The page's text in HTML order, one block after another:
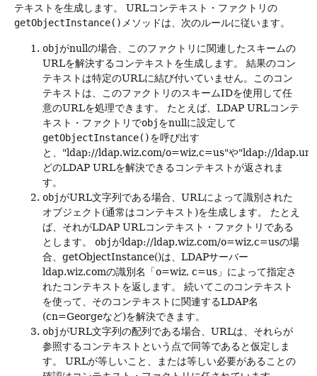
テキストを生成します。
URLコンテキスト・ファクトリの
getObjectInstance() メソッドは、次のルールに従います。
objがnullの場合、このファクトリに関連したスキームの
URLを解決するコンテキストを生成します。
結果のコン
テキストは特定のURLに結び付いていません。このコン
テキストは、このファクトリのスキームIDを使用して任
意のURLを処理できます。
たとえば、LDAP URLコンテ
キスト・ファクトリでobjをnullに設定して
getObjectInstance()を呼び出す
と、"ldap://ldap.wiz.com/o=wiz,c=us"や"ldap://
どのLDAP URLを解決できるコンテキストが返されま
す。
objがURL文字列である場合、URLによって識別された
オブジェクト(通常はコンテキスト)を生成します。
たとえ
ば、それがLDAP URLコンテキスト・ファクトリである
とします。
objがldap://ldap.wiz.com/o=wiz,c=usの場
合、getObjectInstance()は、LDAPサーバー
ldap.wiz.comの識別名「o=wiz, c=us」によって指定さ
れたコンテキストを返します。
続いてこのコンテキスト
を使って、そのコンテキストに関連するLDAP名
(cn=Georgeなど)を解決できます。
objがURL文字列の配列である場合、URLは、それらが
参照するコンテキストという点で同等であると仮定しま
す。
URLが等しいこと、または等しい必要があることの